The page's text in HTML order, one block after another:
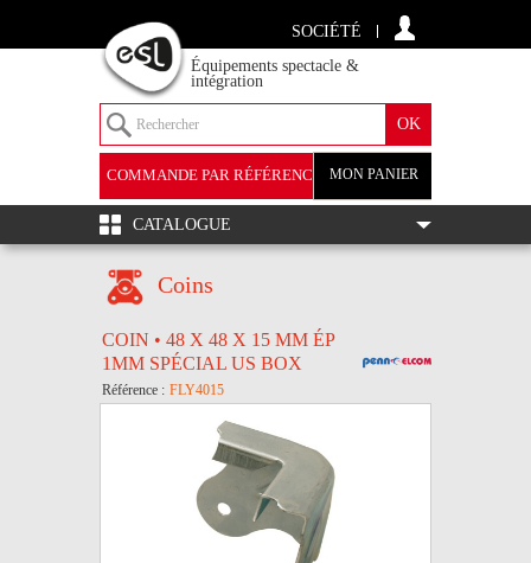
SOCIÉTÉ
Équipements spectacle &
intégration
MON PANIER
COMMANDE PAR RÉFÉRENCE
+
CATALOGUE
Coins
COIN • 48 X 48 X 15 MM ÉP
1MM SPÉCIAL US BOX
Référence : FLY4015